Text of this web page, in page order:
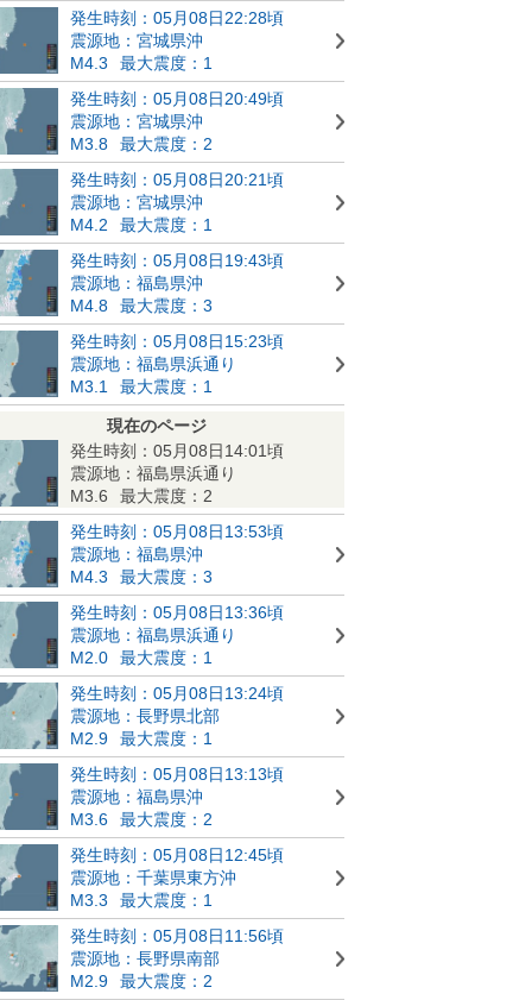
発生時刻：05月08日22:28頃
震源地：宮城県沖
M4.3
最大震度：1
発生時刻：05月08日20:49頃
震源地：宮城県沖
M3.8
最大震度：2
発生時刻：05月08日20:21頃
震源地：宮城県沖
M4.2
最大震度：1
発生時刻：05月08日19:43頃
震源地：福島県沖
M4.8
最大震度：3
発生時刻：05月08日15:23頃
震源地：福島県浜通り
M3.1
最大震度：1
現在のページ
発生時刻：05月08日14:01頃
震源地：福島県浜通り
M3.6
最大震度：2
発生時刻：05月08日13:53頃
震源地：福島県沖
M4.3
最大震度：3
発生時刻：05月08日13:36頃
震源地：福島県浜通り
M2.0
最大震度：1
発生時刻：05月08日13:24頃
震源地：長野県北部
M2.9
最大震度：1
発生時刻：05月08日13:13頃
震源地：福島県沖
M3.6
最大震度：2
発生時刻：05月08日12:45頃
震源地：千葉県東方沖
M3.3
最大震度：1
発生時刻：05月08日11:56頃
震源地：長野県南部
M2.9
最大震度：2